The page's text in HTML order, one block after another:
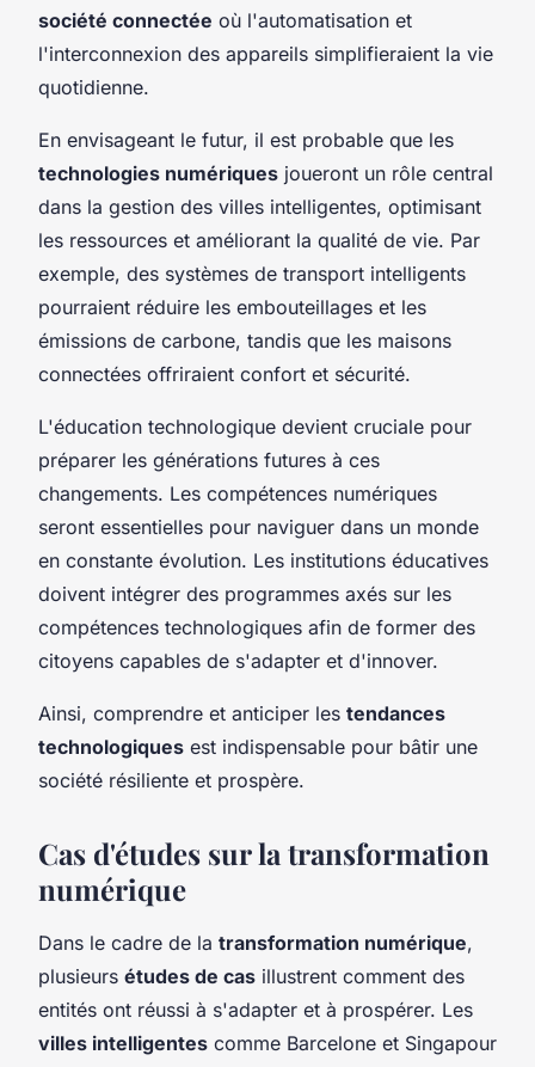
société connectée où l'automatisation et
l'interconnexion des appareils simplifieraient la vie
quotidienne.
En envisageant le futur, il est probable que les
technologies numériques joueront un rôle central
dans la gestion des villes intelligentes, optimisant
les ressources et améliorant la qualité de vie. Par
exemple, des systèmes de transport intelligents
pourraient réduire les embouteillages et les
émissions de carbone, tandis que les maisons
connectées offriraient confort et sécurité.
L'éducation technologique devient cruciale pour
préparer les générations futures à ces
changements. Les compétences numériques
seront essentielles pour naviguer dans un monde
en constante évolution. Les institutions éducatives
doivent intégrer des programmes axés sur les
compétences technologiques afin de former des
citoyens capables de s'adapter et d'innover.
Ainsi, comprendre et anticiper les tendances
technologiques est indispensable pour bâtir une
société résiliente et prospère.
Cas d'études sur la transformation
numérique
Dans le cadre de la transformation numérique,
plusieurs études de cas illustrent comment des
entités ont réussi à s'adapter et à prospérer. Les
villes intelligentes comme Barcelone et Singapour